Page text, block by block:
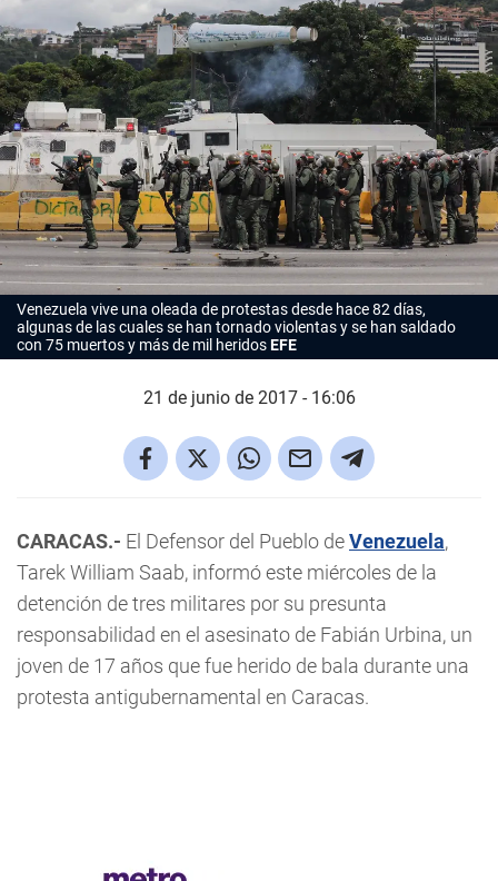
Venezuela vive una oleada de protestas desde hace 82 días,
algunas de las cuales se han tornado violentas y se han saldado
con 75 muertos y más de mil heridosEFE
21 de junio de 2017 - 16:06
CARACAS.- El Defensor del Pueblo deVenezuela,
Tarek William Saab, informó este miércoles de la
detención de tres militares por su presunta
responsabilidad en el asesinato de Fabián Urbina, un
joven de 17 años que fue herido de bala durante una
protesta antigubernamental en Caracas.